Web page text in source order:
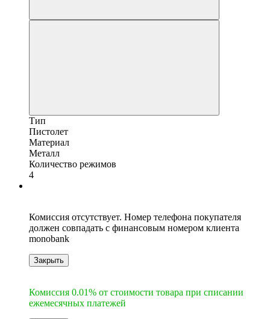
Тип
Пистолет
Материал
Металл
Количество режимов
4
Комиссия отсутствует. Номер телефона покупателя
должен совпадать с финансовым номером клиента
monobank
Закрыть
Комиссия 0.01% от стоимости товара при списании
ежемесячных платежей